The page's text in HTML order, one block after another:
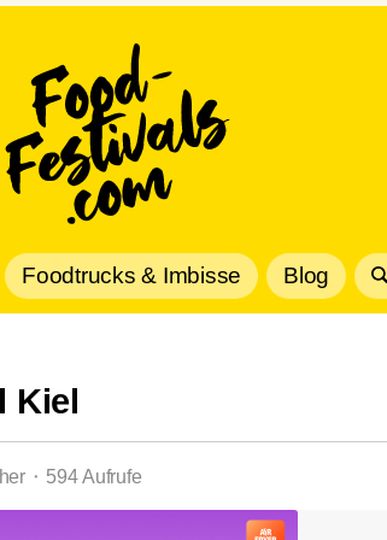
Foodtrucks & Imbisse Blog
Kiel
⬝ 594 Aufrufe